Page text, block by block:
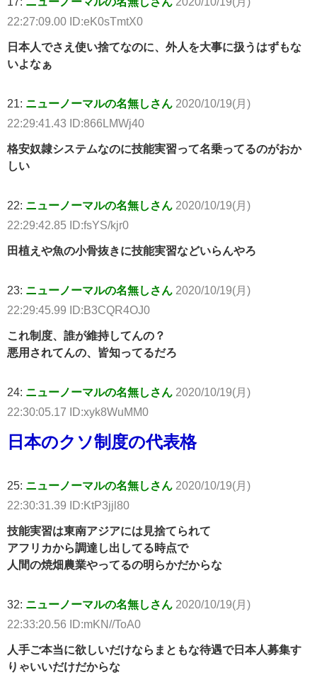
22:27:09.00 ID:eK0sTmtX0
日本人でさえ使い捨てなのに、外人を大事に扱うはずもな
いよなぁ
21: ニューノーマルの名無しさん 2020/10/19(月)
22:29:41.43 ID:866LMWj40
格安奴隷システムなのに技能実習って名乗ってるのがおか
しい
22: ニューノーマルの名無しさん 2020/10/19(月)
22:29:42.85 ID:fsYS/kjr0
田植えや魚の小骨抜きに技能実習などいらんやろ
23: ニューノーマルの名無しさん 2020/10/19(月)
22:29:45.99 ID:B3CQR4OJ0
これ制度、誰が維持してんの？
悪用されてんの、皆知ってるだろ
24: ニューノーマルの名無しさん 2020/10/19(月)
22:30:05.17 ID:xyk8WuMM0
日本のクソ制度の代表格
25: ニューノーマルの名無しさん 2020/10/19(月)
22:30:31.39 ID:KtP3jjl80
技能実習は東南アジアには見捨てられて
アフリカから調達し出してる時点で
人間の焼畑農業やってるの明らかだからな
32: ニューノーマルの名無しさん 2020/10/19(月)
22:33:20.56 ID:mKN//ToA0
人手ご本当に欲しいだけならまともな待遇で日本人募集す
りゃいいだけだからな